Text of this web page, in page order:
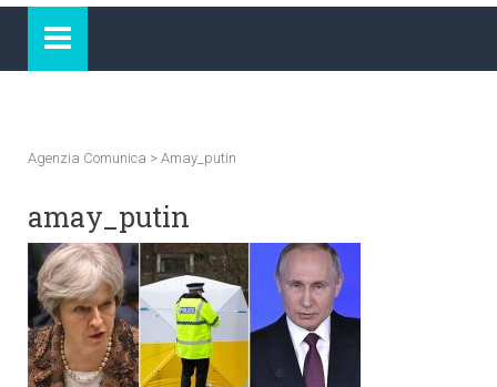
Agenzia Comunica > Amay_putin
amay_putin